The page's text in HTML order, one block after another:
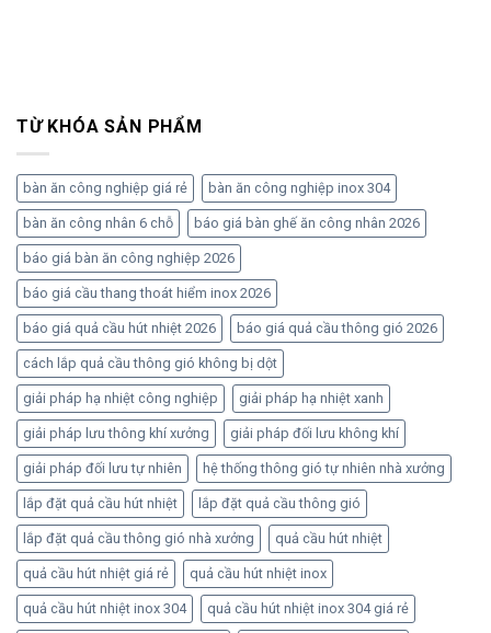
TỪ KHÓA SẢN PHẨM
bàn ăn công nghiệp giá rẻ bàn ăn công nghiệp inox 304
bàn ăn công nhân 6 chỗ báo giá bàn ghế ăn công nhân 2026
báo giá bàn ăn công nghiệp 2026
báo giá cầu thang thoát hiểm inox 2026
báo giá quả cầu hút nhiệt 2026 báo giá quả cầu thông gió 2026
cách lắp quả cầu thông gió không bị dột
giải pháp hạ nhiệt công nghiệp giải pháp hạ nhiệt xanh
giải pháp lưu thông khí xưởng giải pháp đối lưu không khí
giải pháp đối lưu tự nhiên hệ thống thông gió tự nhiên nhà xưởng
lắp đặt quả cầu hút nhiệt lắp đặt quả cầu thông gió
lắp đặt quả cầu thông gió nhà xưởng quả cầu hút nhiệt
quả cầu hút nhiệt giá rẻ quả cầu hút nhiệt inox
quả cầu hút nhiệt inox 304 quả cầu hút nhiệt inox 304 giá rẻ